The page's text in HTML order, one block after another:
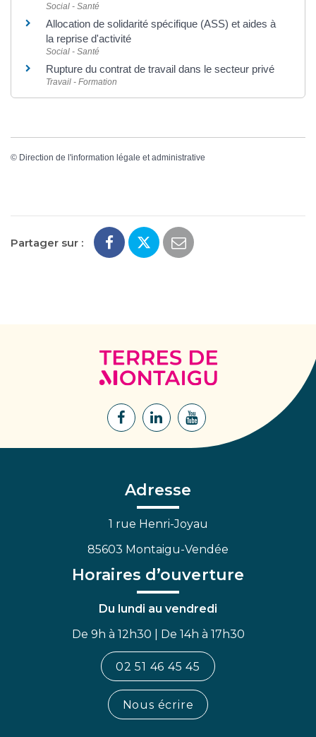
Social - Santé
Allocation de solidarité spécifique (ASS) et aides à
la reprise d'activité
Social - Santé
Rupture du contrat de travail dans le secteur privé
Travail - Formation
© Direction de l'information légale et administrative
Partager sur :
Terres
de
Lien
Facebook
Lien
Linkedin
Lien
Adresse
1 rue Henri-Joyau
85603 Montaigu-Vendée
Horaires d’ouverture
Du lundi au vendredi
De 9h à 12h30 | De 14h à 17h30
02 51 46 45 45
Nous écrire